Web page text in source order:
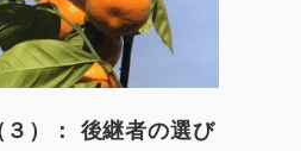
）： 後継者の選び